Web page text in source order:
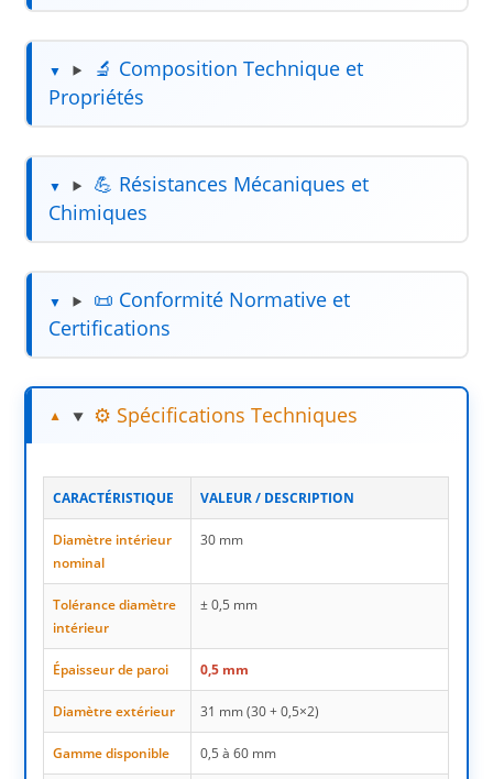
🔬 Composition Technique et
Propriétés
💪 Résistances Mécaniques et
Chimiques
📜 Conformité Normative et
Certifications
⚙️ Spécifications Techniques
CARACTÉRISTIQUE VALEUR / DESCRIPTION
Diamètre intérieur
nominal
30 mm
Tolérance diamètre
intérieur
± 0,5 mm
Épaisseur de paroi 0,5 mm
Diamètre extérieur 31 mm (30 + 0,5×2)
Gamme disponible 0,5 à 60 mm